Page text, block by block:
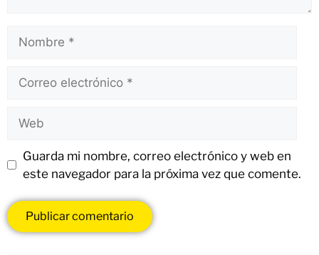
Guarda mi nombre, correo electrónico y web en
este navegador para la próxima vez que comente.